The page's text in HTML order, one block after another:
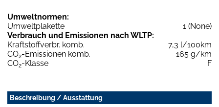
Umweltnormen:
Umweltplakette
1 (None)
Verbrauch und Emissionen nach WLTP:
Kraftstoffverbr. komb.
7,3 l/100km
CO2-Emissionen komb.
165 g/km
CO2-Klasse F
Beschreibung / Ausstattung